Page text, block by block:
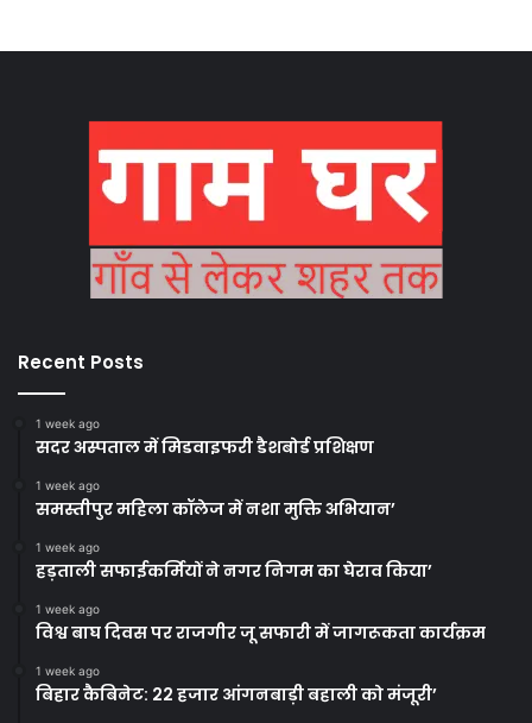
Recent Posts
1 week ago
सदर अस्पताल में मिडवाइफरी डैशबोर्ड प्रशिक्षण
1 week ago
समस्तीपुर महिला कॉलेज में नशा मुक्ति अभियान’
1 week ago
हड़ताली सफाईकर्मियों ने नगर निगम का घेराव किया’
1 week ago
विश्व बाघ दिवस पर राजगीर जू सफारी में जागरूकता कार्यक्रम
1 week ago
बिहार कैबिनेट: 22 हजार आंगनबाड़ी बहाली को मंजूरी’